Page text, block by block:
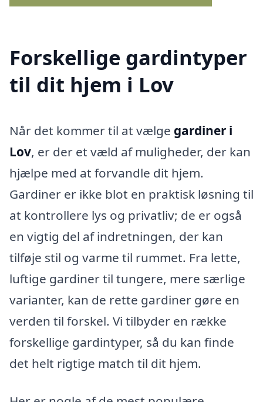
Forskellige gardintyper
til dit hjem i Lov
Når det kommer til at vælge gardiner i
Lov, er der et væld af muligheder, der kan
hjælpe med at forvandle dit hjem.
Gardiner er ikke blot en praktisk løsning til
at kontrollere lys og privatliv; de er også
en vigtig del af indretningen, der kan
tilføje stil og varme til rummet. Fra lette,
luftige gardiner til tungere, mere særlige
varianter, kan de rette gardiner gøre en
verden til forskel. Vi tilbyder en række
forskellige gardintyper, så du kan finde
det helt rigtige match til dit hjem.